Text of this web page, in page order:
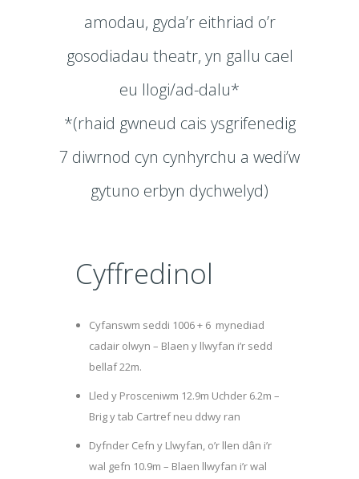
amodau, gyda’r eithriad o’r
gosodiadau theatr, yn gallu cael
eu llogi/ad-dalu*
*(rhaid gwneud cais ysgrifenedig
7 diwrnod cyn cynhyrchu a wedi’w
gytuno erbyn dychwelyd)
Cyffredinol
Cyfanswm seddi 1006 + 6 mynediad
cadair olwyn – Blaen y llwyfan i’r sedd
bellaf 22m.
Lled y Prosceniwm 12.9m Uchder 6.2m –
Brig y tab Cartref neu ddwy ran
Dyfnder Cefn y Llwyfan, o’r llen dân i’r
wal gefn 10.9m – Blaen llwyfan i’r wal